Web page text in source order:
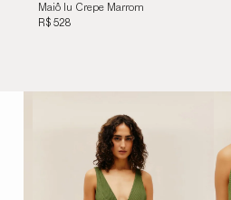
Maiô Iu Crepe Marrom
Cohiba
R$ 528